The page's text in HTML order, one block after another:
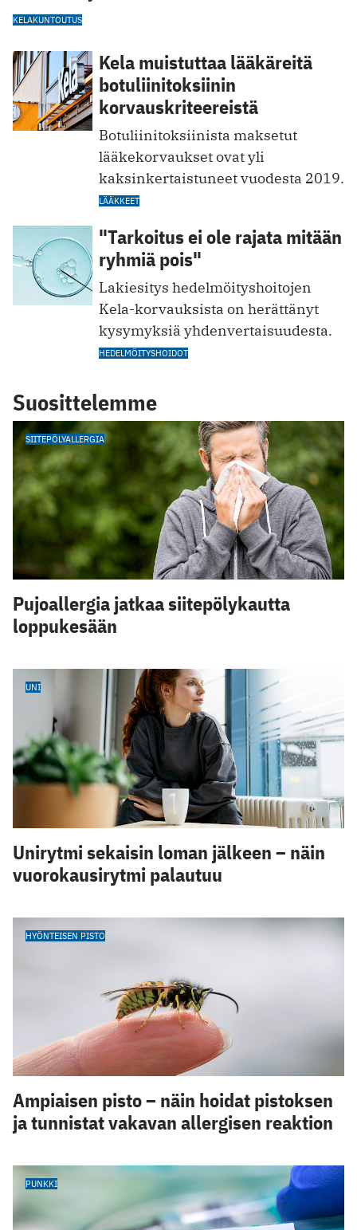
KELAKUNTOUTUS
Kela muistuttaa lääkäreitä
botuliinitoksiinin
korvauskriteereistä
Botuliinitoksiinista maksetut
lääkekorvaukset ovat yli
kaksinkertaistuneet vuodesta 2019.
LÄÄKKEET
"Tarkoitus ei ole rajata mitään
ryhmiä pois"
Lakiesitys hedelmöityshoitojen
Kela-korvauksista on herättänyt
kysymyksiä yhdenvertaisuudesta.
HEDELMÖITYSHOIDOT
Suosittelemme
SIITEPÖLYALLERGIA
Pujoallergia jatkaa siitepölykautta
loppukesään
UNI
Unirytmi sekaisin loman jälkeen – näin
vuorokausirytmi palautuu
HYÖNTEISEN PISTO
Ampiaisen pisto – näin hoidat pistoksen
ja tunnistat vakavan allergisen reaktion
PUNKKI